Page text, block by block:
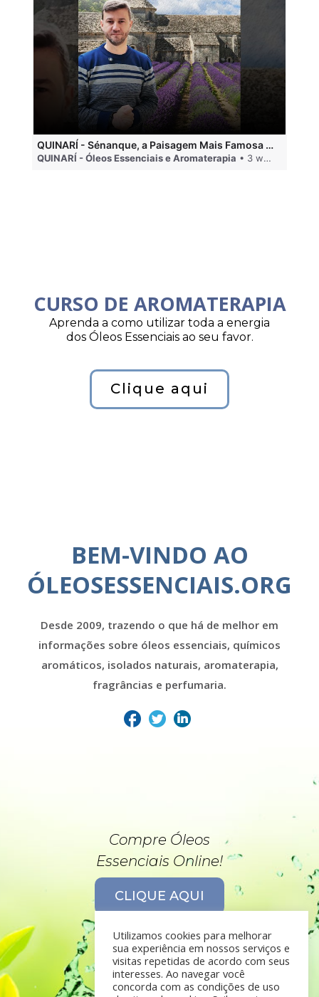
QUINARÍ - Sénanque, a Paisagem Mais Famosa da Aromaterapia
QUINARÍ - Óleos Essenciais e Aromaterapia • 3 weeks ago
CURSO DE AROMATERAPIA
Aprenda a como utilizar toda a energia
dos Óleos Essenciais ao seu favor.
Clique aqui
BEM-VINDO AO
ÓLEOSESSENCIAIS.ORG
Desde 2009, trazendo o que há de melhor em
informações sobre óleos essenciais, químicos
aromáticos, isolados naturais, aromaterapia,
fragrâncias e perfumaria.
Compre Óleos
Essenciais Online!
CLIQUE AQUI
Utilizamos cookies para melhorar
sua experiência em nossos serviços e
visitas repetidas de acordo com seus
interesses. Ao navegar você
concorda com as condições de uso